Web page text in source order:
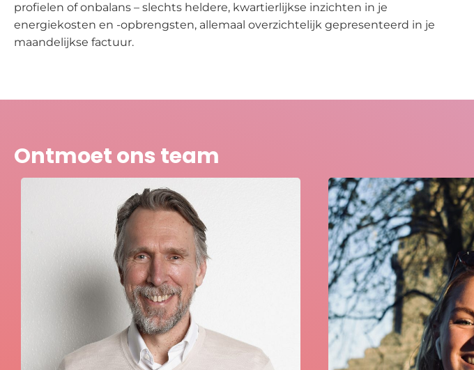
profielen of onbalans – slechts heldere, kwartierlijkse inzichten in je
energiekosten en -opbrengsten, allemaal overzichtelijk gepresenteerd in je
maandelijkse factuur.
Ontmoet ons team